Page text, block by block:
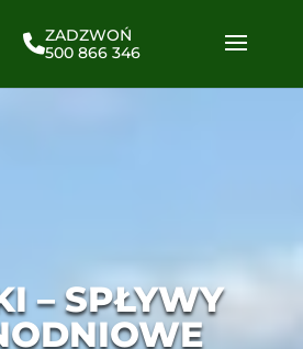
ZADZWOŃ
500 866 346
– SPŁYWY